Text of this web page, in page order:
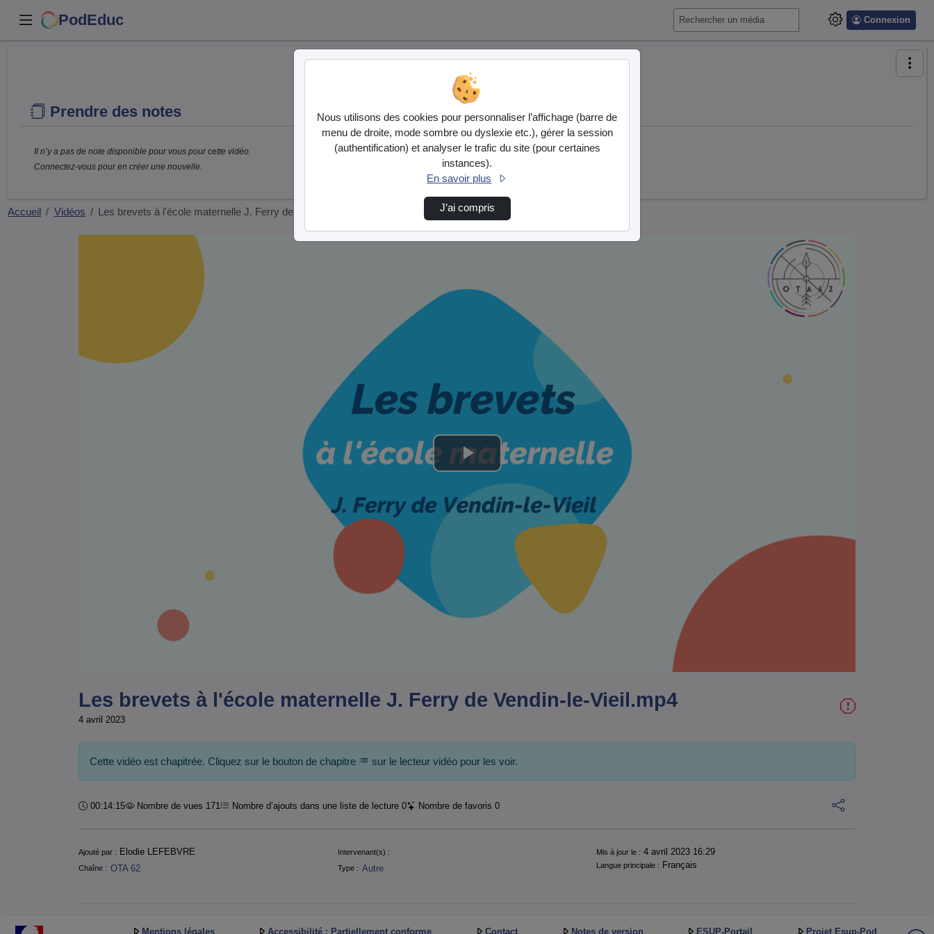
PodEduc Connexion
Prendre des notes
Il n’y a pas de note disponible pour vous pour cette vidéo.
Connectez-vous pour en créer une nouvelle.
Accueil Vidéos Les brevets à l'école maternelle J. Ferry de…
Lire
la
vidéo
Les brevets à l'école maternelle J. Ferry de Vendin-le-Vieil.mp4
4 avril 2023
Cette vidéo est chapitrée. Cliquez sur le bouton de chapitre sur le lecteur vidéo pour les voir.
Durée :
00:14:15 Nombre de vues 171 Nombre d’ajouts dans une liste de lecture 0 Nombre de favoris 0
Informations
Ajouté par : Elodie LEFEBVRE Intervenant(s) : Mis à jour le : 4 avril 2023 16:29
Chaîne : OTA 62 Type : Autre Langue principale : Français
Mentions légales Accessibilité : Partiellement conforme Contact Notes de version ESUP-Portail Projet Esup-Pod
Nous utilisons des cookies pour personnaliser l’affichage (barre de
menu de droite, mode sombre ou dyslexie etc.), gérer la session
(authentification) et analyser le trafic du site (pour certaines
instances).
En savoir plus
J’ai compris